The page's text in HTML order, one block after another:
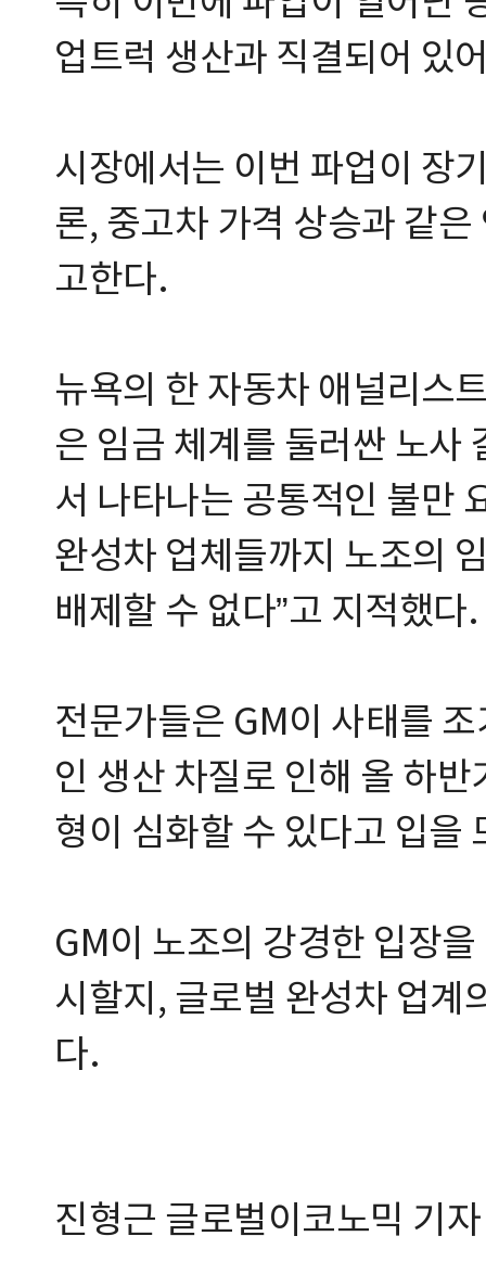
업트럭 생산과 직결되어 있
시장에서는 이번 파업이 장
론, 중고차 가격 상승과 같
고한다.
뉴욕의 한 자동차 애널리스
은 임금 체계를 둘러싼 노사
서 나타나는 공통적인 불만
완성차 업체들까지 노조의
배제할 수 없다”고 지적했다.
전문가들은 GM이 사태를
인 생산 차질로 인해 올 하
형이 심화할 수 있다고 입을
GM이 노조의 강경한 입장
시할지, 글로벌 완성차 업계
다.
진형근 글로벌이코노믹